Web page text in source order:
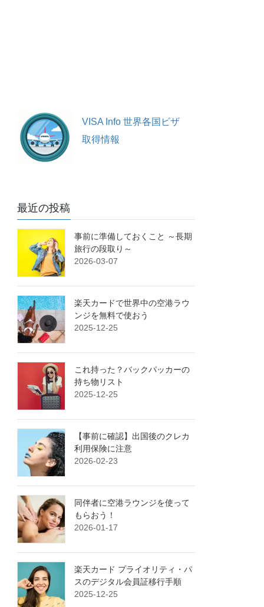
VISA Info 世界各国ビザ
取得情報
最近の投稿
事前に準備しておくこと ～長期
旅行の段取り～
2026-03-07
楽天カードで世界中の空港ラウ
ンジを無料で使おう
2025-12-25
これ持った？バックパッカーの
持ち物リスト
2025-12-25
【事前に確認】出国後のクレカ
利用保険に注意
2026-02-23
同伴者に空港ラウンジを使って
もらおう！
2026-01-17
楽天カード プライオリティ・パ
スのデジタル会員証移行手順
2025-12-25